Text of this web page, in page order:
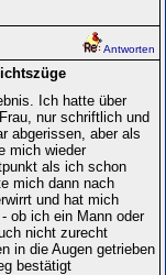
Antworten
Ich hatte über
nur schriftlich und
abgerissen, aber als
mich wieder
als ich schon
mich dann nach
und hat mich
ob ich ein Mann oder
nicht zurecht
in die Augen getrieben
bestätigt